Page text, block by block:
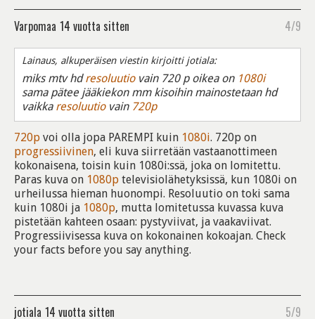
Varpomaa 14 vuotta sitten 4/9
Lainaus, alkuperäisen viestin kirjoitti jotiala:
miks mtv hdresoluutiovain 720 p oikea on 1080i
sama pätee jääkiekon mm kisoihin mainostetaan hd
vaikka resoluutiovain 720p
720p voi olla jopa PAREMPI kuin 1080i. 720p on
progressiivinen, eli kuva siirretään vastaanottimeen
kokonaisena, toisin kuin 1080i:ssä, joka on lomitettu.
Paras kuva on 1080p televisiolähetyksissä, kun 1080i on
urheilussa hieman huonompi. Resoluutio on toki sama
kuin 1080i ja 1080p, mutta lomitetussa kuvassa kuva
pistetään kahteen osaan: pystyviivat, ja vaakaviivat.
Progressiivisessa kuva on kokonainen kokoajan. Check
your facts before you say anything.
jotiala 14 vuotta sitten 5/9